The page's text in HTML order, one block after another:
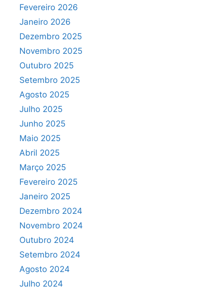
Fevereiro 2026
Janeiro 2026
Dezembro 2025
Novembro 2025
Outubro 2025
Setembro 2025
Agosto 2025
Julho 2025
Junho 2025
Maio 2025
Abril 2025
Março 2025
Fevereiro 2025
Janeiro 2025
Dezembro 2024
Novembro 2024
Outubro 2024
Setembro 2024
Agosto 2024
Julho 2024